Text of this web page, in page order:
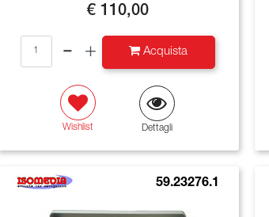
€ 110,00
Quantità
Acquista
Wishlist Dettagli
59.23276.1